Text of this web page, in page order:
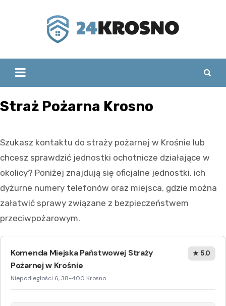
Straż Pożarna Krosno
Szukasz kontaktu do straży pożarnej w Krośnie lub
chcesz sprawdzić jednostki ochotnicze działające w
okolicy? Poniżej znajdują się oficjalne jednostki, ich
dyżurne numery telefonów oraz miejsca, gdzie można
załatwić sprawy związane z bezpieczeństwem
przeciwpożarowym.
Komenda Miejska Państwowej Straży
Pożarnej w Krośnie
Niepodległości 6, 38-400 Krosno
★ 5.0